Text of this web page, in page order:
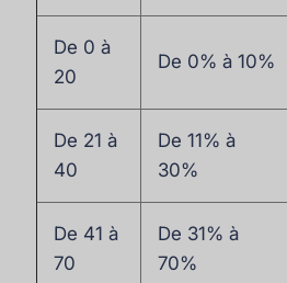
De 0 à
20
De 0% à 10%
De 21 à
40
De 11% à
30%
De 41 à
70
De 31% à
70%